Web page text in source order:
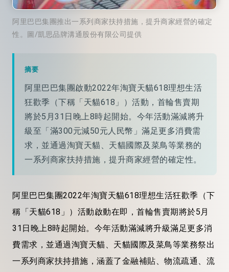
阿里巴巴集團推出一系列商家扶持措施，提升商家經營的確定
性。圖/凱思品牌溝通股份有限公司提供
摘要
阿里巴巴集團啟動2022年淘寶天貓618理想生活
狂歡季（下稱「天貓618」）活動，首輪售賣期
將於5月31日晚上8時起開始。今年活動滿減將升
級至「滿300元減50元人民幣」滿足更多消費需
求，並通過淘寶天貓、天貓國際及菜鳥等業務的
一系列商家扶持措施，提升商家經營的確定性。
阿里巴巴集團2022年淘寶天貓618理想生活狂歡季（下
稱「天貓618」）活動啟動在即，首輪售賣期將於5月
31日晚上8時起開始。今年活動滿減將升級滿足更多消
費需求，並通過淘寶天貓、天貓國際及菜鳥等業務祭出
一系列商家扶持措施， 涵蓋了金融補貼、物流疏通、流